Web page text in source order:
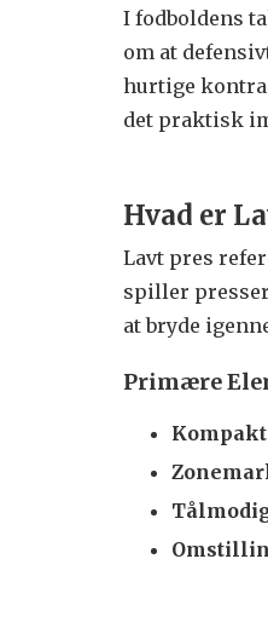
I fodboldens
om at
hurtige
det praktisk
Hvad er
Lavt pres
spiller
at bryde
Primære